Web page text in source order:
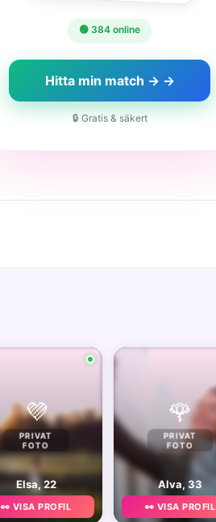
🟢 384 online
Hitta min match → →
🔒 Gratis & säkert
💜
PRIVAT
FOTO
Elsa, 22
👀 VISA PROFIL
🌹
PRIVAT
FOTO
Alva, 33
👀 VISA PROFIL